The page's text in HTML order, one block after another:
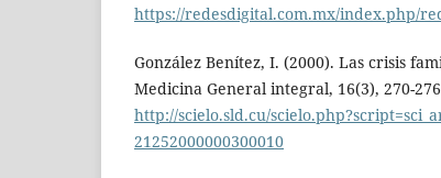
https://redesdigital.com.mx/index.php/
González Benítez, I. (2000). Las crisis
Medicina General integral, 16(3), 270-
http://scielo.sld.cu/
21252000000300010